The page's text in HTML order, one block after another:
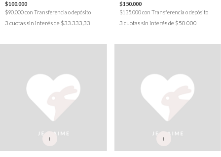
$100.000
$90.000con Transferencia o depósito
3 cuotas sin interés de $33.333,33
$150.000
$135.000con Transferencia o depósito
3 cuotas sin interés de $50.000
+ +